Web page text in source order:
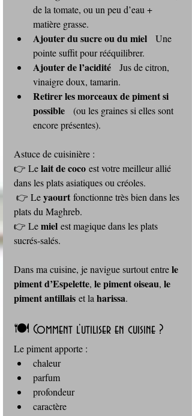
de la tomate, ou un peu d’eau +
matière grasse.
Ajouter du sucre ou du miel Une
pointe suffit pour rééquilibrer.
Ajouter de l’acidité Jus de citron,
vinaigre doux, tamarin.
Retirer les morceaux de piment si
possible (ou les graines si elles sont
encore présentes).
Astuce de cuisinière :
👉 Le lait de coco est votre meilleur allié
dans les plats asiatiques ou créoles.
👉 Le yaourt fonctionne très bien dans les
plats du Maghreb.
👉 Le miel est magique dans les plats
sucrés‑salés.
Dans ma cuisine, je navigue surtout entre le
piment d’Espelette, le piment oiseau, le
piment antillais et la harissa.
🍽️ Comment l’utiliser en cuisine ?
Le piment apporte :
chaleur
parfum
profondeur
caractère